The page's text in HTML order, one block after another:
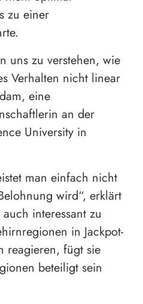
zu einer
uns zu verstehen, wie
Verhalten nicht linear
eine
an der
University in
man einfach nicht
wird“, erklärt
interessant zu
in Jackpot-
reagieren, fügt sie
beteiligt sein